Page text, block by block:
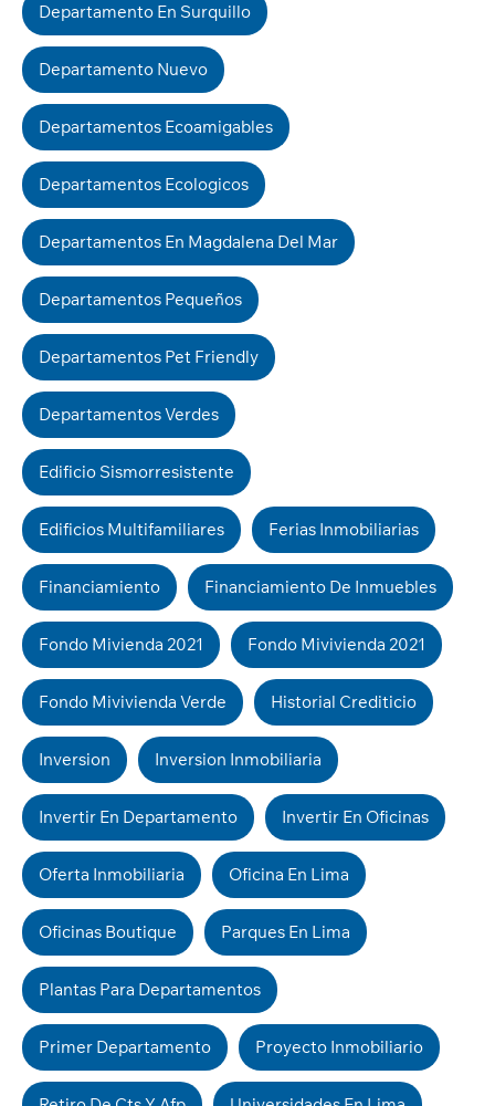
Departamento En Surquillo
Departamento Nuevo
Departamentos Ecoamigables
Departamentos Ecologicos
Departamentos En Magdalena Del Mar
Departamentos Pequeños
Departamentos Pet Friendly
Departamentos Verdes
Edificio Sismorresistente
Edificios Multifamiliares Ferias Inmobiliarias
Financiamiento Financiamiento De Inmuebles
Fondo Mivienda 2021 Fondo Mivivienda 2021
Fondo Mivivienda Verde Historial Crediticio
Inversion Inversion Inmobiliaria
Invertir En Departamento Invertir En Oficinas
Oferta Inmobiliaria Oficina En Lima
Oficinas Boutique Parques En Lima
Plantas Para Departamentos
Primer Departamento Proyecto Inmobiliario